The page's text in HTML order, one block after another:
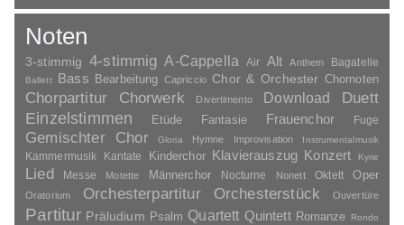
Noten
3-stimmig 4-stimmig A-Cappella Air Alt Anthem Bagatelle
Ballett Bass Bearbeitung Capriccio Chor & Orchester Chornoten
Chorpartitur Chorwerk Divertimento Download
Duett
Einzelstimmen
Etüde Fantasie Frauenchor Fuge
Gemischter Chor Gloria Hymne Improvisation Instrumentalmusik
Kammermusik Kantate Kinderchor Klavierauszug Konzert Kyrie
Lied Messe Motette Männerchor Nocturne Nonett Oktett Oper
Oratorium Orchesterpartitur Orchesterstück Ouvertüre
Partitur Präludium Psalm Quartett Quintett Romanze Rondo